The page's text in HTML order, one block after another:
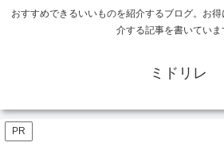
おすすめできるいいものを紹介するブログ。お
介する記事を書いていま
ミドリレ
PR